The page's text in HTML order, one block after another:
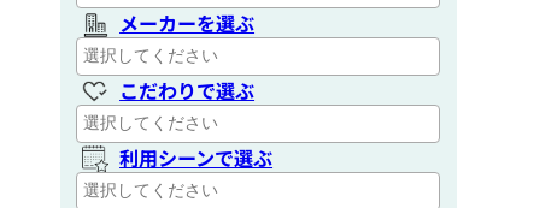
メーカーを選ぶ
こだわりで選ぶ
利用シーンで選ぶ